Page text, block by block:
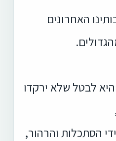
האחרונים
היא לבטל שלא ירקדו
הסתכלות והרהור,